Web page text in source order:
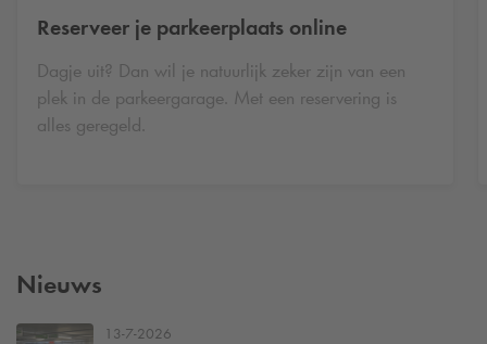
Reserveer je parkeerplaats online
Dagje uit? Dan wil je natuurlijk zeker zijn van een
plek in de parkeergarage. Met een reservering is
alles geregeld.
Nieuws
13-7-2026